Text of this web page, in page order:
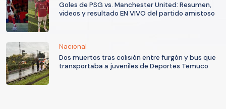
Goles de PSG vs. Manchester United: Resumen,
videos y resultado EN VIVO del partido amistoso
Nacional
Dos muertos tras colisión entre furgón y bus que
transportaba a juveniles de Deportes Temuco